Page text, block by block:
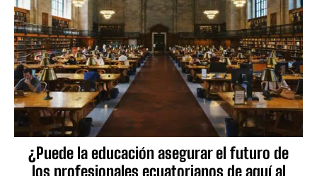
¿Puede la educación asegurar el futuro de
los profesionales ecuatorianos de aquí al